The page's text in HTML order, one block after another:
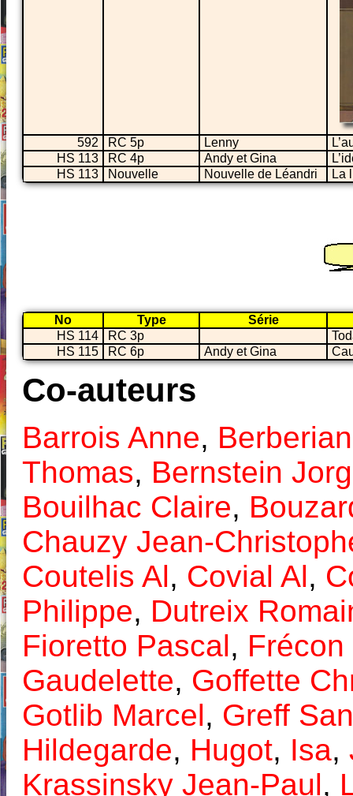
592 RC 5p Lenny
HS 113
RC 4p Andy et Gina
HS 113
Nouvelle Nouvelle de Léandri La
No Type
Série
HS 114
RC 3p
HS 115
RC 6p Andy et Gina
Co-auteurs
Barrois Anne,
Thomas, Bernstein
Bouilhac Claire,
Chauzy Jean-
Coutelis Al, Covial Al,
Philippe, Dutreix
Fioretto Pascal,
Gaudelette, Goffette
Gotlib Marcel, Greff
Hildegarde, Hugot, Isa,
Krassinsky Jean-Paul,